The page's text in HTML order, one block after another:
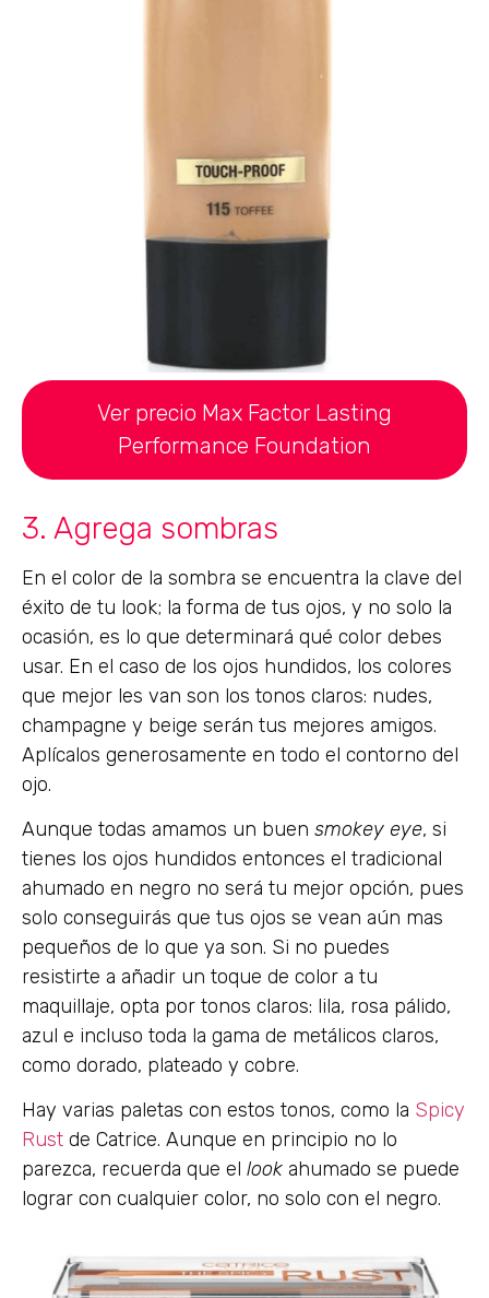
Ver precio Max Factor Lasting
Performance Foundation
3. Agrega sombras
En el color de la sombra se encuentra la clave del
éxito de tu look; la forma de tus ojos, y no solo la
ocasión, es lo que determinará qué color debes
usar. En el caso de los ojos hundidos, los colores
que mejor les van son los tonos claros: nudes,
champagne y beige serán tus mejores amigos.
Aplícalos generosamente en todo el contorno del
ojo.
Aunque todas amamos un buen smokey eye, si
tienes los ojos hundidos entonces el tradicional
ahumado en negro no será tu mejor opción, pues
solo conseguirás que tus ojos se vean aún mas
pequeños de lo que ya son. Si no puedes
resistirte a añadir un toque de color a tu
maquillaje, opta por tonos claros: lila, rosa pálido,
azul e incluso toda la gama de metálicos claros,
como dorado, plateado y cobre.
Hay varias paletas con estos tonos, como la Spicy
Rust de Catrice. Aunque en principio no lo
parezca, recuerda que el look ahumado se puede
lograr con cualquier color, no solo con el negro.